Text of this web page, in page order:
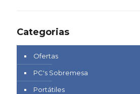
Categorias
Ofertas
PC's Sobremesa
Portátiles